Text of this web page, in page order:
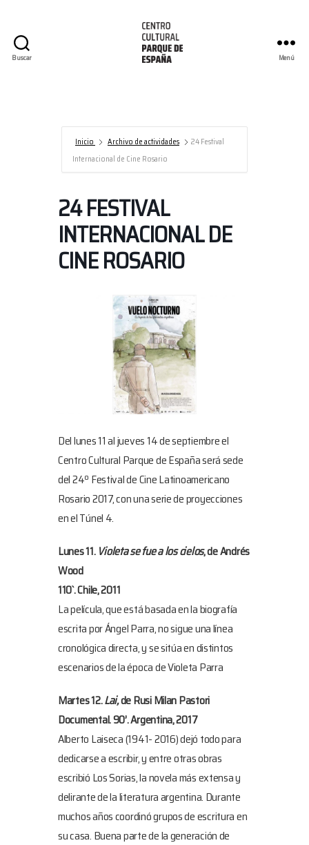
Buscar
España/AECID
Menú
Inicio Archivo de actividades
24 Festival
Internacional de Cine Rosario
24 FESTIVAL
INTERNACIONAL DE
CINE ROSARIO
Del lunes 11 al jueves 14 de septiembre el
Centro Cultural Parque de España será sede
del 24º Festival de Cine Latinoamericano
Rosario 2017, con una serie de proyecciones
en el Túnel 4.
Lunes 11. Violeta se fue a los cielos, de Andrés
Wood
110`. Chile, 2011
La película, que está basada en la biografía
escrita por Ángel Parra, no sigue una línea
cronológica directa, y se sitúa en distintos
escenarios de la época de Violeta Parra
Martes 12.Lai,de Rusi Milan Pastori
Documental. 90’. Argentina, 2017
Alberto Laiseca (1941- 2016) dejó todo para
dedicarse a escribir, y entre otras obras
escribió Los Sorias, la novela más extensa y
delirante de la literatura argentina. Durante
muchos años coordinó grupos de escritura en
su casa. Buena parte de la generación de